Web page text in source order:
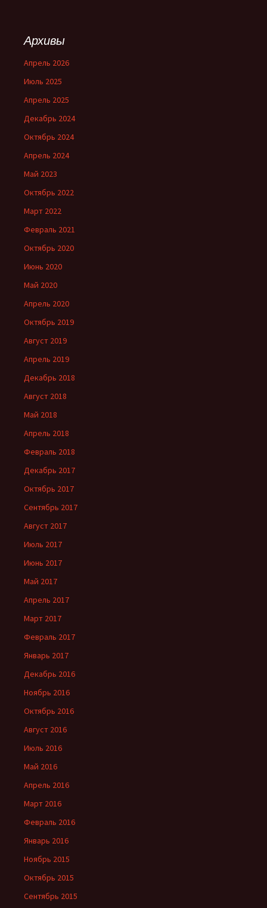
Архивы
Апрель 2026
Июль 2025
Апрель 2025
Декабрь 2024
Октябрь 2024
Апрель 2024
Май 2023
Октябрь 2022
Март 2022
Февраль 2021
Октябрь 2020
Июнь 2020
Май 2020
Апрель 2020
Октябрь 2019
Август 2019
Апрель 2019
Декабрь 2018
Август 2018
Май 2018
Апрель 2018
Февраль 2018
Декабрь 2017
Октябрь 2017
Сентябрь 2017
Август 2017
Июль 2017
Июнь 2017
Май 2017
Апрель 2017
Март 2017
Февраль 2017
Январь 2017
Декабрь 2016
Ноябрь 2016
Октябрь 2016
Август 2016
Июль 2016
Май 2016
Апрель 2016
Март 2016
Февраль 2016
Январь 2016
Ноябрь 2015
Октябрь 2015
Сентябрь 2015